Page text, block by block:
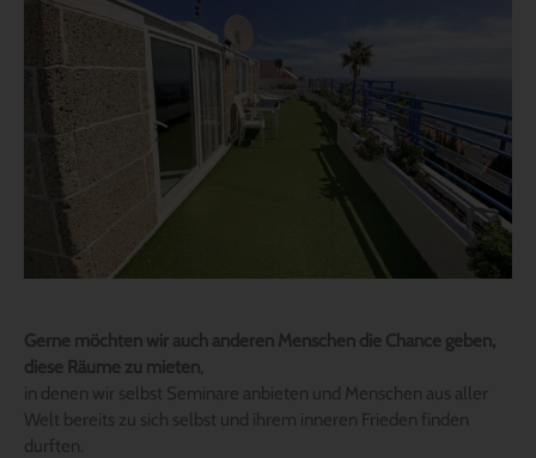
Gerne möchten wir auch anderen Menschen die Chance geben,
diese Räume zu mieten,
in denen wir selbst Seminare anbieten und Menschen aus aller
Welt bereits zu sich selbst und ihrem inneren Frieden finden
durften.